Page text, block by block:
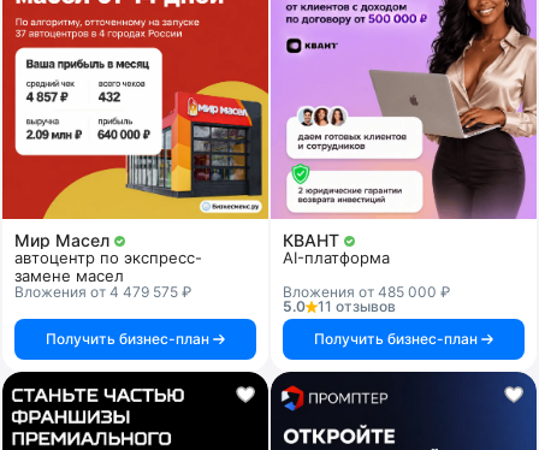
Мир Масел
автоцентр по экспресс-
замене масел
Вложения от 4 479 575 ₽
Получить бизнес-план
КВАНТ
AI-платформа
Вложения от 485 000 ₽
5.0
11 отзывов
Получить бизнес-план